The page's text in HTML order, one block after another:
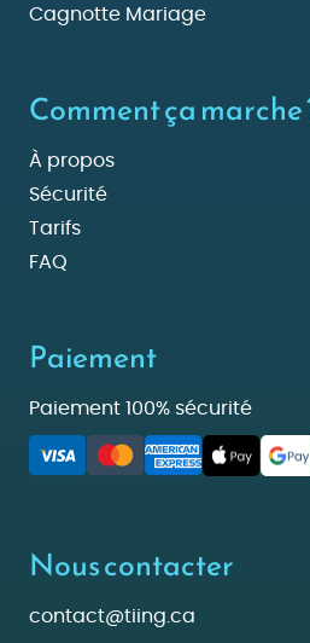
Cagnotte Mariage
Comment ça marche
À propos
Sécurité
Tarifs
FAQ
Paiement
Paiement 100% sécurité
Nous contacter
contact@tiing.ca